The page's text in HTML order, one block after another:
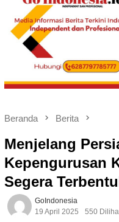
Beranda Berita
Menjelang
Kepengurusan
Segera
GoIndonesia
19 April 2025
550